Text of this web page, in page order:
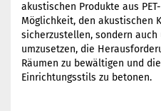
akustischen Produkte aus
Möglichkeit, den akustischen
sicherzustellen, sondern
umzusetzen, die
Räumen zu bewältigen und
Einrichtungsstils zu betonen.